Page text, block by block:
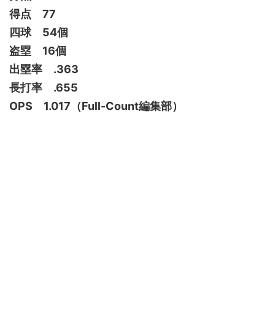
得点 77
四球 54個
盗塁 16個
出塁率 .363
長打率 .655
OPS 1.017（Full-Count編集部）